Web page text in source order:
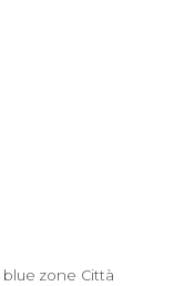
blue zone Città